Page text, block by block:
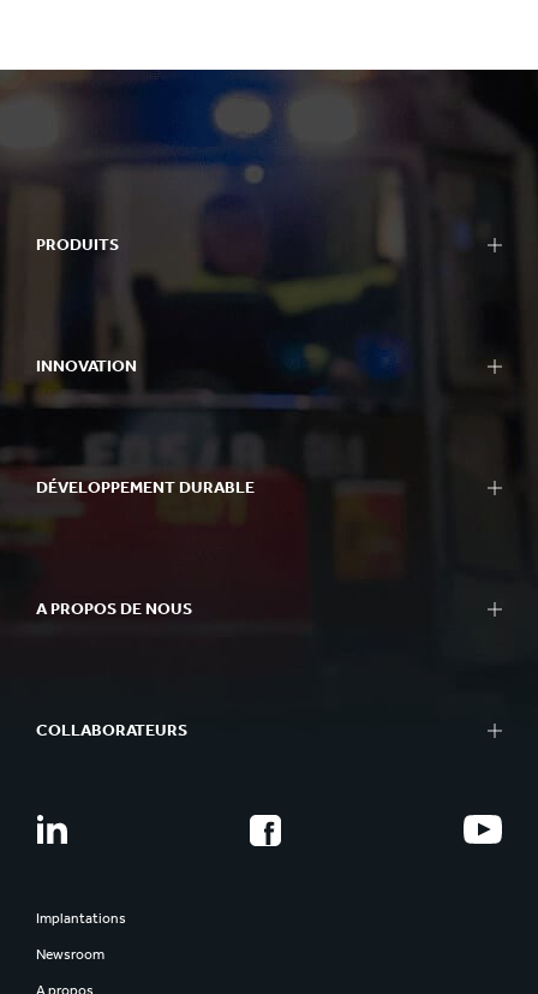
PRODUITS
INNOVATION
DÉVELOPPEMENT DURABLE
A PROPOS DE NOUS
COLLABORATEURS
Implantations
Newsroom
A propos